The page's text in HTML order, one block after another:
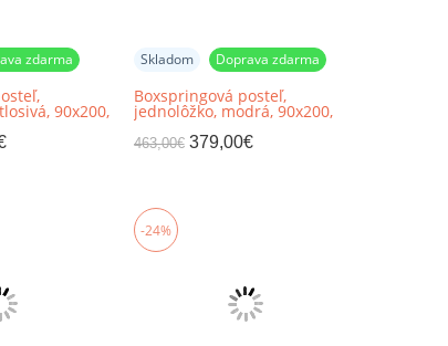
zdarma
90x200,
Skladom Doprava zdarma
Boxspringová posteľ,
jednolôžko, modrá, 90x200,
ľavá, PAXTON
463,00€ 379,00€
-24%